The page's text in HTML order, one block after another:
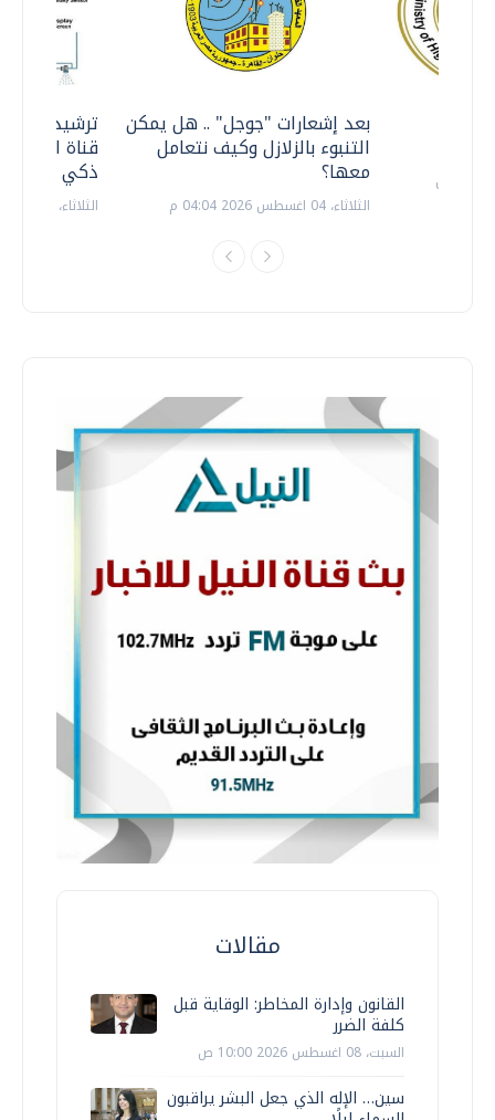
ترشيدا
قناة
ذكي
الثلاثاء، 14 يوليو 2026 06:11 م
بعد إشعارات "جوجل" .. هل يمكن
التنبوء بالزلازل وكيف نتعامل
معها؟
الثلاثاء، 04 اغسطس 2026 04:04 م
مقالات
القانون وإدارة المخاطر: الوقاية قبل
كلفة الضرر
السبت، 08 اغسطس 2026 10:00 ص
سين… الإله الذي جعل البشر يراقبون